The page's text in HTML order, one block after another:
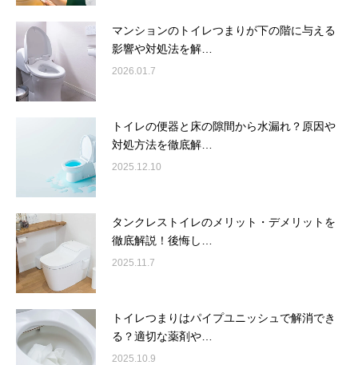
マンションのトイレつまりが下の階に与える
影響や対処法を解…
2026.01.7
トイレの便器と床の隙間から水漏れ？原因や
対処方法を徹底解…
2025.12.10
タンクレストイレのメリット・デメリットを
徹底解説！後悔し…
2025.11.7
トイレつまりはパイプユニッシュで解消でき
る？適切な薬剤や…
2025.10.9